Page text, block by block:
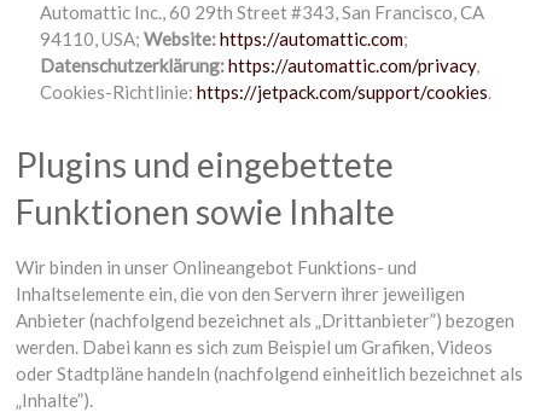
Automattic Inc., 60 29th Street #343, San Francisco, CA
94110, USA;Website:https://automattic.com;
Datenschutzerklärung:https://automattic.com/privacy,
Cookies-Richtlinie:https://jetpack.com/support/cookies.
Plugins und eingebettete
Funktionen sowie Inhalte
Wir binden in unser Onlineangebot Funktions- und
Inhaltselemente ein, die von den Servern ihrer jeweiligen
Anbieter (nachfolgend bezeichnet als „Drittanbieter”) bezogen
werden. Dabei kann es sich zum Beispiel um Grafiken, Videos
oder Stadtpläne handeln (nachfolgend einheitlich bezeichnet als
„Inhalte”).